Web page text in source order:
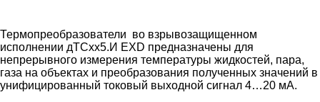
Термопреобразователи во взрывозащищенном
исполнении дТСxx5.И EXD предназначены для
непрерывного измерения температуры жидкостей, пара,
газа на объектах и преобразования полученных значений в
унифицированный токовый выходной сигнал 4…20 мА.